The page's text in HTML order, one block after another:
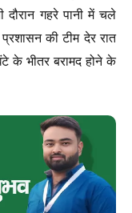
गहरे पानी में चले
की टीम देर रात
के भीतर बरामद होने के